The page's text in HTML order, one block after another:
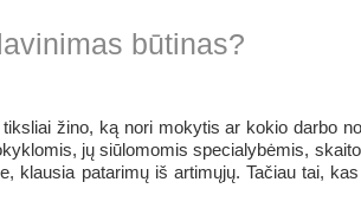
būtinas?
žino, ką nori mokytis ar kokio darbo
jų siūlomomis specialybėmis,
klausia patarimų iš artimųjų. Tačiau tai,